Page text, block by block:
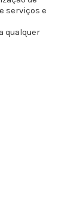
serviços e
qualquer